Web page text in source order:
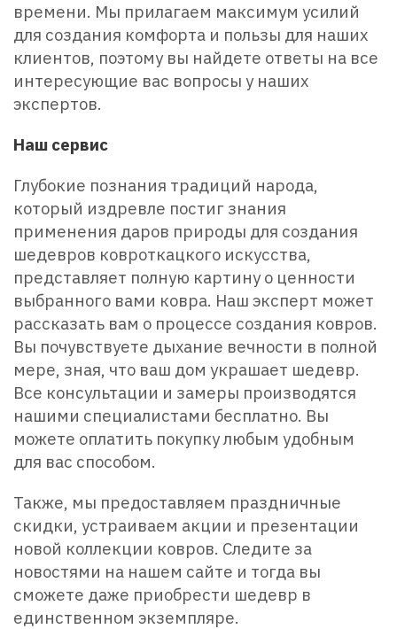
времени. Мы прилагаем максимум усилий
для создания комфорта и пользы для наших
клиентов, поэтому вы найдете ответы на все
интересующие вас вопросы у наших
экспертов.
Наш сервис
Глубокие познания традиций народа,
который издревле постиг знания
применения даров природы для создания
шедевров ковроткацкого искусства,
представляет полную картину о ценности
выбранного вами ковра. Наш эксперт может
рассказать вам о процессе создания ковров.
Вы почувствуете дыхание вечности в полной
мере, зная, что ваш дом украшает шедевр.
Все консультации и замеры производятся
нашими специалистами бесплатно. Вы
можете оплатить покупку любым удобным
для вас способом.
Также, мы предоставляем праздничные
скидки, устраиваем акции и презентации
новой коллекции ковров. Следите за
новостями на нашем сайте и тогда вы
сможете даже приобрести шедевр в
единственном экземпляре.